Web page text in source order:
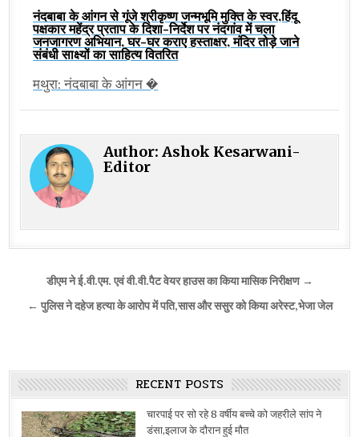
नंदबाबा के आंगन से गूंजे श्रीकृष्ण जन्मभूमि मुक्ति के स्वर,हिंदू
पक्षकार महेंद्र प्रताप के दिशा-निर्देश पर नंदगांव में चला
जनजागरण अभियान, घर-घर कराए हस्ताक्षर, मंदिर तोड़े जाने
संबंधी साक्ष्यों का साहित्य वितरित
मथुरा: नंदबाबा के आंगन �
Author:Ashok Kesarwani-
Editor
Post
navigation
डीएम ने ई.वी.एम. एवं वी.वी.पैट वेयर हाउस का किया मासिक निरीक्षण →
← पुलिस ने दहेज हत्या के आरोप में पति,सास और ससुर को किया अरेस्ट,भेजा जेल
RECENT POSTS
चारपाई पर सो रहे 8 वर्षीय बच्चे को जहरीले सांप ने
डंसा,इलाज के दौरान हुई मौत